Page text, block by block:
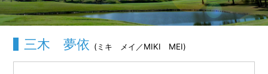
三木 夢依 (ミキ メイ／MIKI MEI)